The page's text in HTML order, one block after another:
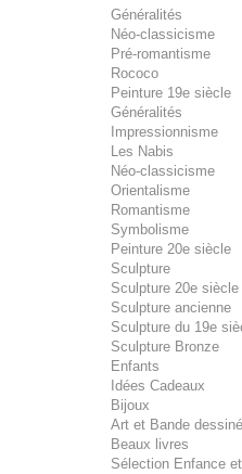
Généralités
Néo-classicisme
Pré-romantisme
Rococo
Peinture 19e siècle
Généralités
Impressionnisme
Les Nabis
Néo-classicisme
Orientalisme
Romantisme
Symbolisme
Peinture 20e siècle
Sculpture
Sculpture 20e
Sculpture ancienne
Sculpture du 19e
Sculpture Bronze
Enfants
Idées Cadeaux
Bijoux
Art et Bande
Beaux livres
Sélection Enfance